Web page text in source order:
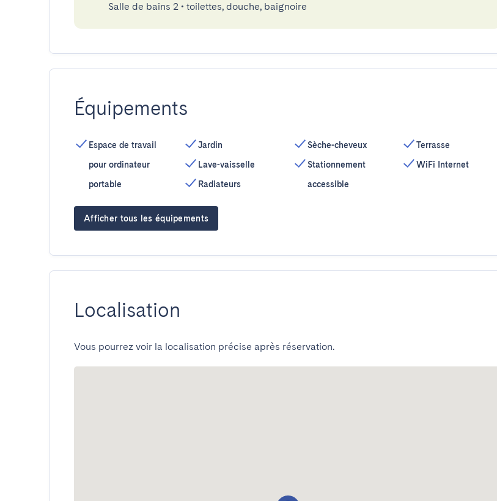
Salle de bains 2 • toilettes, douche, baignoire
Équipements
Espace de travail
pour ordinateur
portable
Jardin
Lave-vaisselle
Radiateurs
Sèche-cheveux
Stationnement
accessible
Terrasse
WiFi Internet
Afficher tous les équipements
Localisation
Vous pourrez voir la localisation précise après réservation.